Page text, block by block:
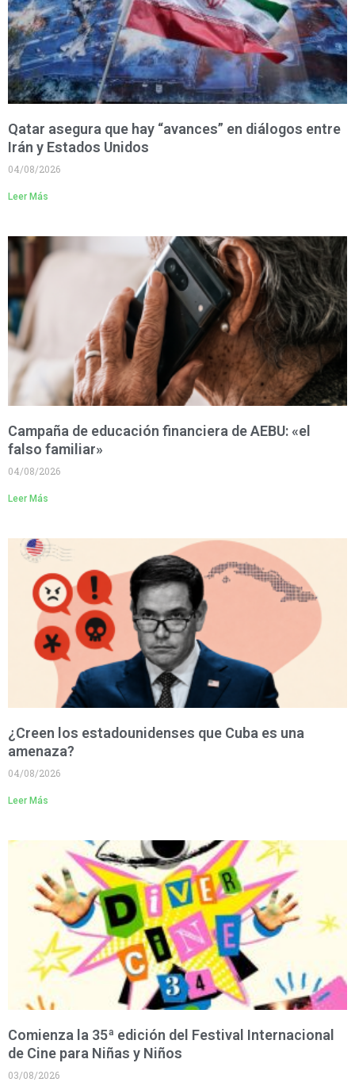
Qatar asegura que hay “avances” en diálogos entre
Irán y Estados Unidos
04/08/2026
Leer Más
Campaña de educación financiera de AEBU: «el
falso familiar»
04/08/2026
Leer Más
¿Creen los estadounidenses que Cuba es una
amenaza?
04/08/2026
Leer Más
Comienza la 35ª edición del Festival Internacional
de Cine para Niñas y Niños
03/08/2026